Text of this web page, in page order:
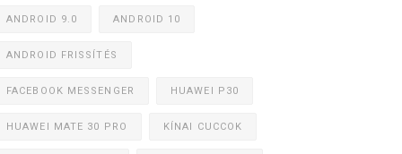
ANDROID 9.0 ANDROID 10
ANDROID FRISSÍTÉS
FACEBOOK MESSENGER HUAWEI P30
HUAWEI MATE 30 PRO KÍNAI CUCCOK